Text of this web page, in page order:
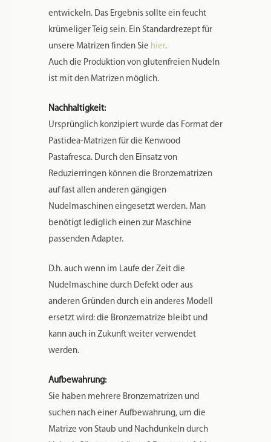
entwickeln. Das Ergebnis sollte ein feucht
krümeliger Teig sein. Ein Standardrezept für
unsere Matrizen finden Sie hier.
Auch die Produktion von glutenfreien Nudeln
ist mit den Matrizen möglich.
Nachhaltigkeit:
Ursprünglich konzipiert wurde das Format der
Pastidea-Matrizen für die Kenwood
Pastafresca. Durch den Einsatz von
Reduzierringen können die Bronzematrizen
auf fast allen anderen gängigen
Nudelmaschinen eingesetzt werden. Man
benötigt lediglich einen zur Maschine
passenden Adapter.
D.h. auch wenn im Laufe der Zeit die
Nudelmaschine durch Defekt oder aus
anderen Gründen durch ein anderes Modell
ersetzt wird: die Bronzematrize bleibt und
kann auch in Zukunft weiter verwendet
werden.
Aufbewahrung:
Sie haben mehrere Bronzematrizen und
suchen nach einer Aufbewahrung, um die
Matrize von Staub und Nachdunkeln durch